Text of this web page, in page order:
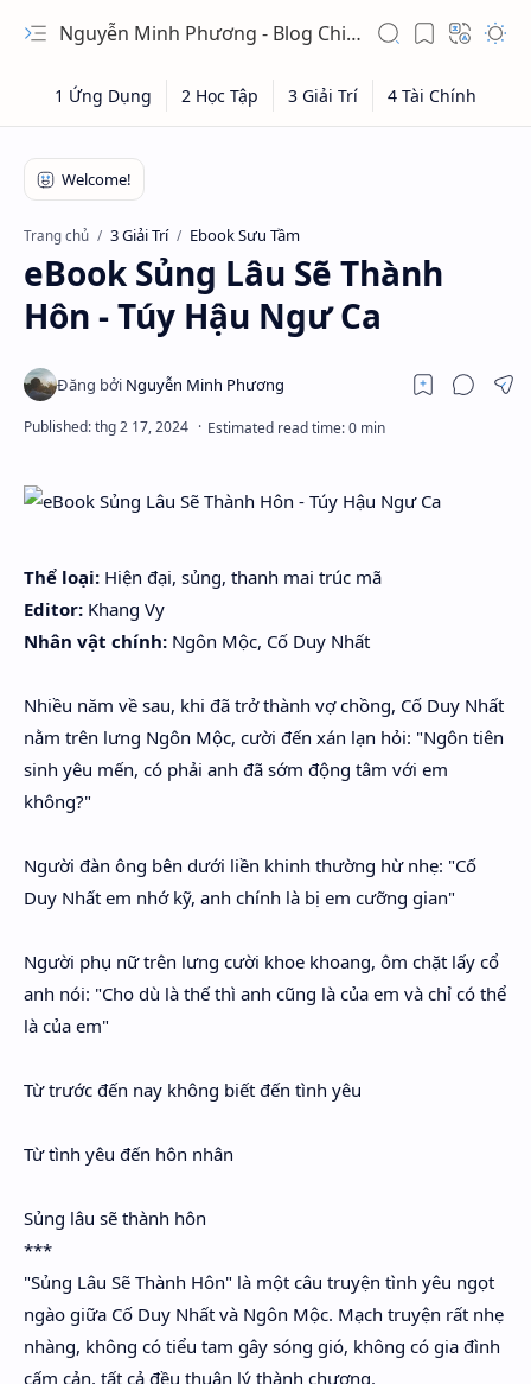
Nguyễn Minh Phương - Blog Chia sẻ Kiến thức Chứng khoán & Tài liệu Toán học
Hidden Menu
Trang chủ 3 Giải Trí Ebook Sưu Tầm
eBook Sủng Lâu Sẽ Thành
Hôn - Túy Hậu Ngư Ca
Thể loại: Hiện đại, sủng, thanh mai trúc mã
Editor: Khang Vy
Nhân vật chính: Ngôn Mộc, Cố Duy Nhất
Nhiều năm về sau, khi đã trở thành vợ chồng, Cố Duy Nhất
nằm trên lưng Ngôn Mộc, cười đến xán lạn hỏi: "Ngôn tiên
sinh yêu mến, có phải anh đã sớm động tâm với em
không?"
Người đàn ông bên dưới liền khinh thường hừ nhẹ: "Cố
Duy Nhất em nhớ kỹ, anh chính là bị em cưỡng gian"
Người phụ nữ trên lưng cười khoe khoang, ôm chặt lấy cổ
anh nói: "Cho dù là thế thì anh cũng là của em và chỉ có thể
là của em"
Từ trước đến nay không biết đến tình yêu
Từ tình yêu đến hôn nhân
Sủng lâu sẽ thành hôn
***
"Sủng Lâu Sẽ Thành Hôn" là một câu truyện tình yêu ngọt
ngào giữa Cố Duy Nhất và Ngôn Mộc. Mạch truyện rất nhẹ
nhàng, không có tiểu tam gây sóng gió, không có gia đình
cấm cản, tất cả đều thuận lý thành chương.